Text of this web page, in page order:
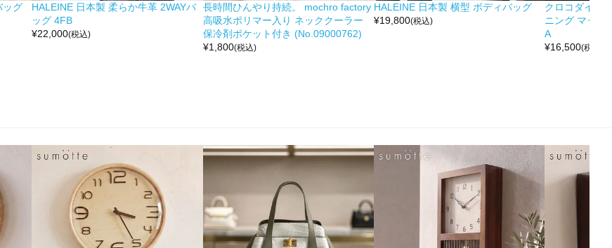
ッグ
HALEINE 日本製 柔らか牛革 2WAYバ
ッグ 4FB
¥22,000(税込)
長時間ひんやり持続。 mochro factory
高吸水ポリマー入り ネッククーラー
保冷剤ポケット付き (No.09000762)
¥1,800(税込)
HALEINE 日本製 横型 ボディバッグ
¥19,800(税込)
クロコダイル
ニング マット
A
¥16,500(税込)